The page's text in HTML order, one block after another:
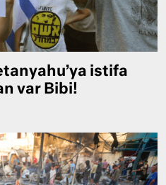
istifa
var Bibi!